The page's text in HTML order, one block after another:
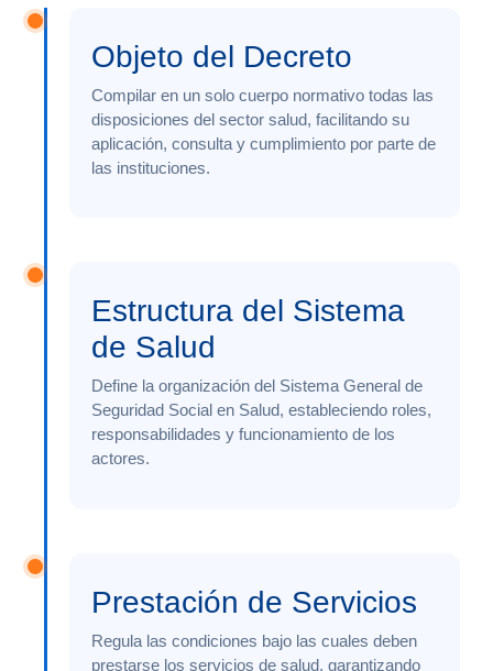
Objeto del Decreto
Compilar en un solo cuerpo normativo todas las
disposiciones del sector salud, facilitando su
aplicación, consulta y cumplimiento por parte de
las instituciones.
Estructura del Sistema
de Salud
Define la organización del Sistema General de
Seguridad Social en Salud, estableciendo roles,
responsabilidades y funcionamiento de los
actores.
Prestación de Servicios
Regula las condiciones bajo las cuales deben
prestarse los servicios de salud, garantizando